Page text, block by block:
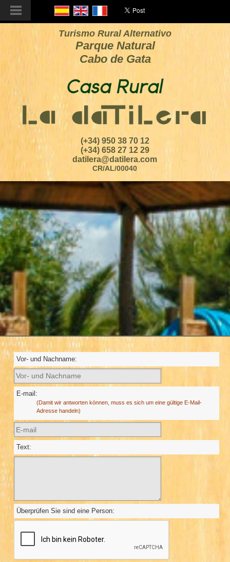
Turismo Rural Alternativo
Parque Natural
Cabo de Gata
(+34) 950 38 70 12
(+34) 658 27 12 29
datilera@datilera.com
CR/AL/00040
Vor- und Nachname:
E-mail:
(Damit wir antworten können, muss es sich um eine gültige E-Mail-
Adresse handeln)
Text:
Überprüfen Sie sind eine Person: